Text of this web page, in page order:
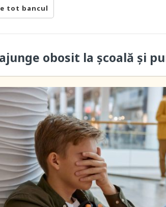
tot bancul
obosit la școală și